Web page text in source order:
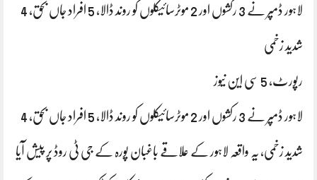
لاہور ڈمپر نے 3 رکشوں اور 2 موٹرسائیکلوں کو روند ڈالا، 5 افراد جاں بحق، 4
شدید زخمی
رپورٹ، 5 سی این نیوز
لاہور ڈمپر نے 3 رکشوں اور 2 موٹرسائیکلوں کو روند ڈالا، 5 افراد جاں بحق، 4
شدید زخمی، یہ واقعہ لاہور کے علاقے باغبان پورہ کے جی ٹی روڈ پر پیش آیا